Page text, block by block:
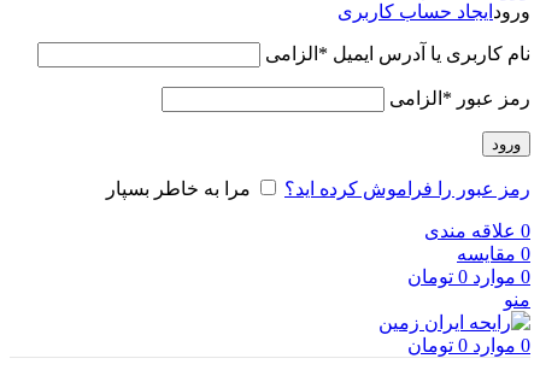
ورود ایجاد حساب کاربری
نام کاربری یا آدرس ایمیل * الزامی
رمز عبور * الزامی
ورود
رمز عبور را فراموش کرده اید؟ مرا به خاطر بسپار
0 علاقه مندی
0 مقایسه
0 موارد 0 تومان
منو
0 موارد 0 تومان